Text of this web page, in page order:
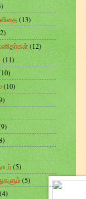
(13)
(12)
(11)
(10)
(5)
(5)
(4)